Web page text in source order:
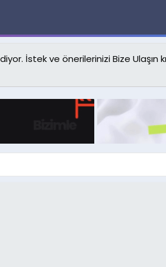
İstek ve önerilerinizi Bize Ulaşın